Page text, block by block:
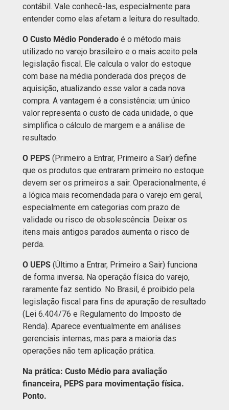
contábil. Vale conhecê-las, especialmente para
entender como elas afetam a leitura do resultado.
O Custo Médio Ponderado é o método mais
utilizado no varejo brasileiro e o mais aceito pela
legislação fiscal. Ele calcula o valor do estoque
com base na média ponderada dos preços de
aquisição, atualizando esse valor a cada nova
compra. A vantagem é a consistência: um único
valor representa o custo de cada unidade, o que
simplifica o cálculo de margem e a análise de
resultado.
O PEPS (Primeiro a Entrar, Primeiro a Sair) define
que os produtos que entraram primeiro no estoque
devem ser os primeiros a sair. Operacionalmente, é
a lógica mais recomendada para o varejo em geral,
especialmente em categorias com prazo de
validade ou risco de obsolescência. Deixar os
itens mais antigos parados aumenta o risco de
perda.
O UEPS (Último a Entrar, Primeiro a Sair) funciona
de forma inversa. Na operação física do varejo,
raramente faz sentido. No Brasil, é proibido pela
legislação fiscal para fins de apuração de resultado
(Lei 6.404/76 e Regulamento do Imposto de
Renda). Aparece eventualmente em análises
gerenciais internas, mas para a maioria das
operações não tem aplicação prática.
Na prática: Custo Médio para avaliação
financeira, PEPS para movimentação física.
Ponto.